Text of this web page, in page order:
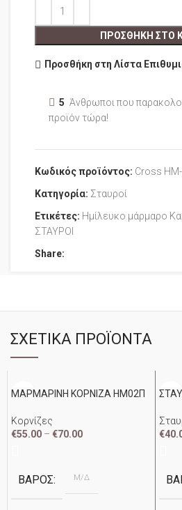
ΠΡΟΣΘΉΚΗ ΣΤΟ
Προσθήκη στη Λίστα
5 Άνθρωποι που
προϊόν τώρα!
Κωδικός προϊόντος: Cross
Κατηγορία: Σταυροί
Ετικέτες: Ημίλευκο μάρμαρο
ΣΤΑΥΡΟΙ
Share:
ΣΧΕΤΙΚΆ ΠΡΟΪΌΝΤΑ
ΜΑΡΜΑΡΙΝΗ ΚΟΡΝΙΖΑ ΗΜ02Π
Κορνίζες
€55.00 – €70.00
ΒΆΡΟΣ Μ/Δ
€